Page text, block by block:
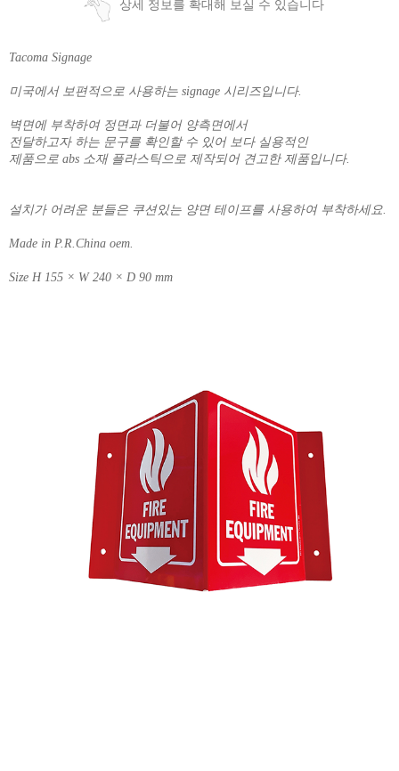
상세 정보를 확대해 보실 수 있습니다
Tacoma Signage
미국에서 보편적으로 사용하는 signage 시리즈입니다.
벽면에 부착하여 정면과 더불어 양측면에서
전달하고자 하는 문구를 확인할 수 있어 보다 실용적인
제품으로 abs 소재 플라스틱으로 제작되어 견고한 제품입니다.
설치가 어려운 분들은 쿠션있는 양면 테이프를 사용하여 부착하세요.
Made in P.R.China oem.
Size H 155 × W 240 × D 90 mm